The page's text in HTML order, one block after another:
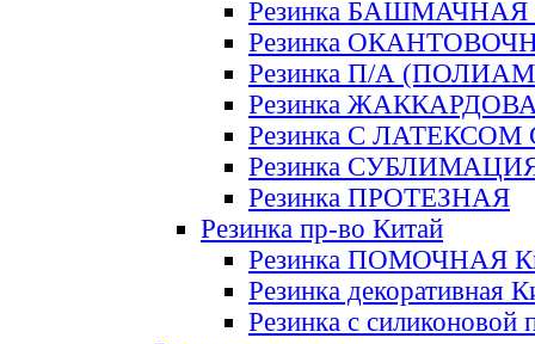
Резинка БАШМАЧНАЯ
Резинка
Резинка П/А
Резинка
Резинка С ЛАТЕКСОМ
Резинка
Резинка ПРОТЕЗНАЯ
Резинка пр-во Китай
Резинка ПОМОЧНАЯ
Резинка декоративная
Резинка с силиконовой